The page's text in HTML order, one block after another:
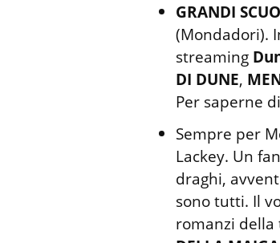
GRANDI
(Mondadori).
streaming
DI DUNE,
Per saperne
Sempre per
Lackey. Un
draghi,
sono tutti. Il
romanzi della